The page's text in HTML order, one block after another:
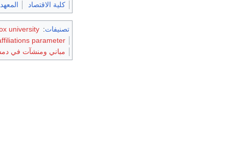
كلية الاقتصاد
تصنيفات:
university
parameter
مباني ومنشآت في